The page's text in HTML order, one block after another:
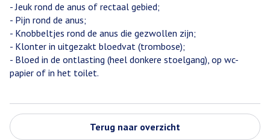
- Jeuk rond de anus of rectaal gebied;
- Pijn rond de anus;
- Knobbeltjes rond de anus die gezwollen zijn;
- Klonter in uitgezakt bloedvat (trombose);
- Bloed in de ontlasting (heel donkere stoelgang), op wc-
papier of in het toilet.
Terug naar overzicht